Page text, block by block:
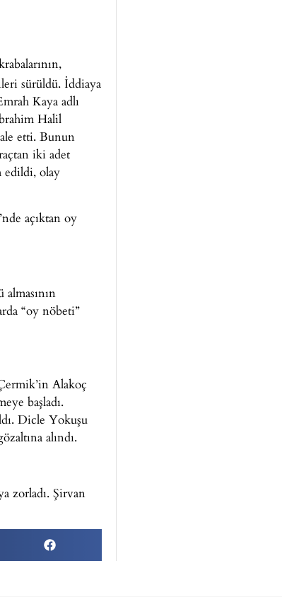
sürüldü. İddiaya
Kaya adlı
Halil
etti. Bunun
iki adet
edildi, olay
açıktan oy
“oy nöbeti”
Alakoç
başladı.
Dicle Yokuşu
alındı.
zorladı. Şirvan